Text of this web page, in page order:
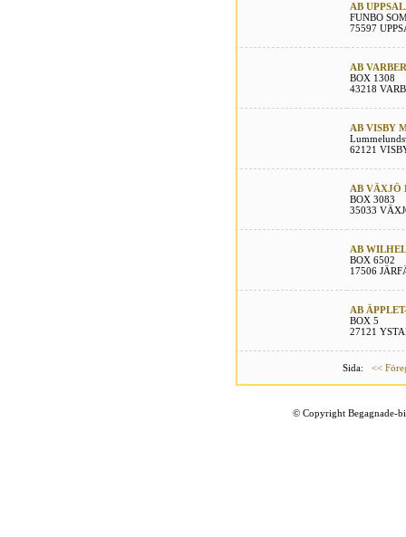
AB
FUNBO
75597
AB
BOX 1308
43218
AB VISBY
62121
AB VÄXJÖ
BOX 3083
35033
AB
BOX 6502
17506
AB
BOX 5
27121
Sida: <<
©Copyright Begagnade-